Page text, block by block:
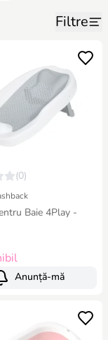
Filtre
(0)
Baie 4Play -
Anunță-mă